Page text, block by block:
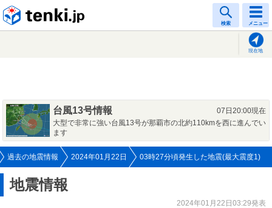
検索 メニュー
現在地
台風13号情報
07日20:00現在
大型で非常に強い台風13号が那覇市の北約110kmを西に進んでい
ます
過去の地震情報 2024年01月22日 03時27分頃発生した地震(最大震度1)
地震情報
2024年01月22日03:29発表